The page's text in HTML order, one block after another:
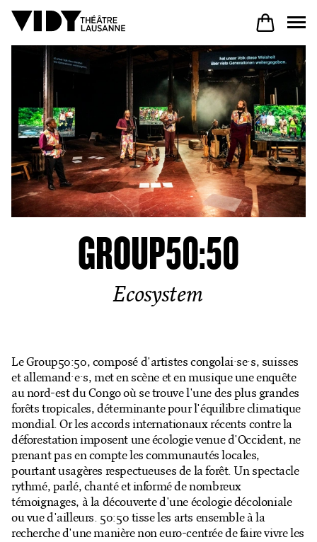
AU PROGRAMME
PARTICIPER
VENIR À VIDY
Mon compte
GROUP50:50
Ecosystem
Le Group50:50, composé d'artistes congolai·se·s, suisses
et allemand·e·s, met en scène et en musique une enquête
au nord-est du Congo où se trouve l'une des plus grandes
forêts tropicales, déterminante pour l'équilibre climatique
mondial. Or les accords internationaux récents contre la
déforestation imposent une écologie venue d'Occident, ne
prenant pas en compte les communautés locales,
pourtant usagères respectueuses de la forêt. Un spectacle
rythmé, parlé, chanté et informé de nombreux
témoignages, à la découverte d'une écologie décoloniale
ou vue d'ailleurs. 50:50 tisse les arts ensemble à la
recherche d'une manière non euro-centrée de faire vivre les